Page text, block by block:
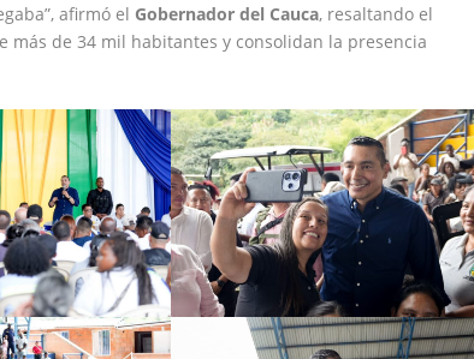
afirmó el Gobernador del Cauca, resaltando el
de 34 mil habitantes y consolidan la presencia